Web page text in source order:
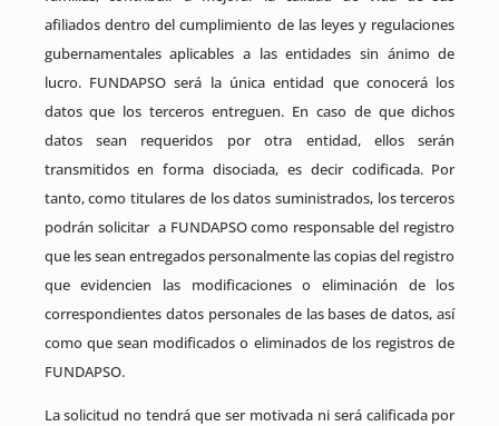
afiliados dentro del cumplimiento de las leyes y regulaciones
gubernamentales aplicables a las entidades sin ánimo de
lucro. FUNDAPSO será la única entidad que conocerá los
datos que los terceros entreguen. En caso de que dichos
datos sean requeridos por otra entidad, ellos serán
transmitidos en forma disociada, es decir codificada. Por
tanto, como titulares de los datos suministrados, los terceros
podrán solicitar a FUNDAPSO como responsable del registro
que les sean entregados personalmente las copias del registro
que evidencien las modificaciones o eliminación de los
correspondientes datos personales de las bases de datos, así
como que sean modificados o eliminados de los registros de
FUNDAPSO.
La solicitud no tendrá que ser motivada ni será calificada por